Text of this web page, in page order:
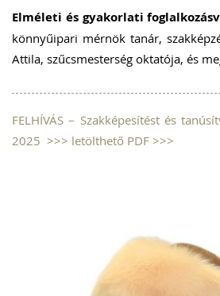
Elméleti és gyakorlati
könnyűipari mérnök tanár,
Attila, szűcsmesterség oktatója, és
FELHÍVÁS – Szakképesítést és
2025 >>> letölthető PDF >>>